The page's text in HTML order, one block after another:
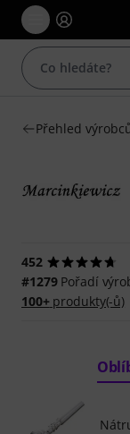
Přehled
452
#1279Pořadí
100+produkty(-ů)